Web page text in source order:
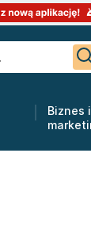
Biznes i